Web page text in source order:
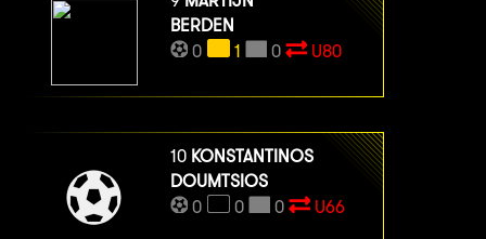
BERDEN
0
1 0 U80
10 KONSTANTINOS
DOUMTSIOS
0
0 0 U66